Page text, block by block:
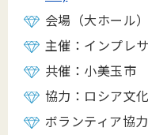
会場（大ホール
主催：インプレ
共催：小美玉市
協力：ロシア文
ボランティア協